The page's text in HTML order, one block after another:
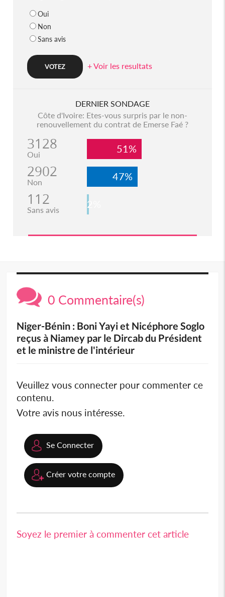
Oui
Non
Sans avis
+ Voir les resultats
DERNIER SONDAGE
Côte d'Ivoire: Etes-vous surpris par le non-
renouvellement du contrat de Emerse Faé ?
3128
Oui 51%
2902
Non 47%
112
Sans avis 2%
0 Commentaire(s)
Niger-Bénin : Boni Yayi et Nicéphore Soglo
reçus à Niamey par le Dircab du Président
et le ministre de l'intérieur
Veuillez vous connecter pour commenter ce
contenu.
Votre avis nous intéresse.
Se Connecter
Créer votre compte
Soyez le premier à commenter cet article